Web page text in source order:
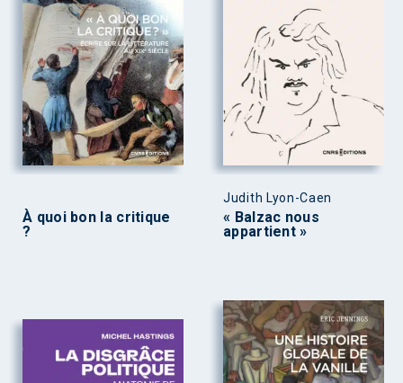
À quoi bon la critique
?
Judith Lyon-Caen
« Balzac nous
appartient »